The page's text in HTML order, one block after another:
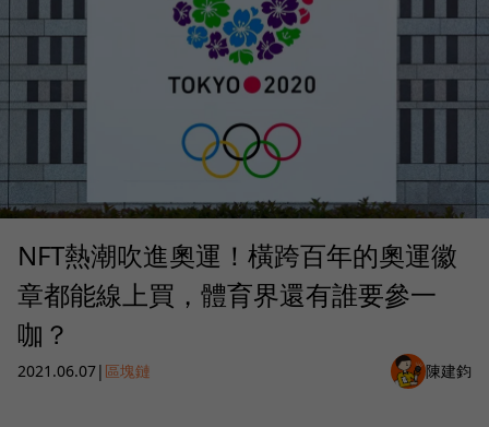
NFT熱潮吹進奧運！橫跨百年的奧運徽
章都能線上買，體育界還有誰要參一
咖？
2021.06.07| 區塊鏈 陳建鈞